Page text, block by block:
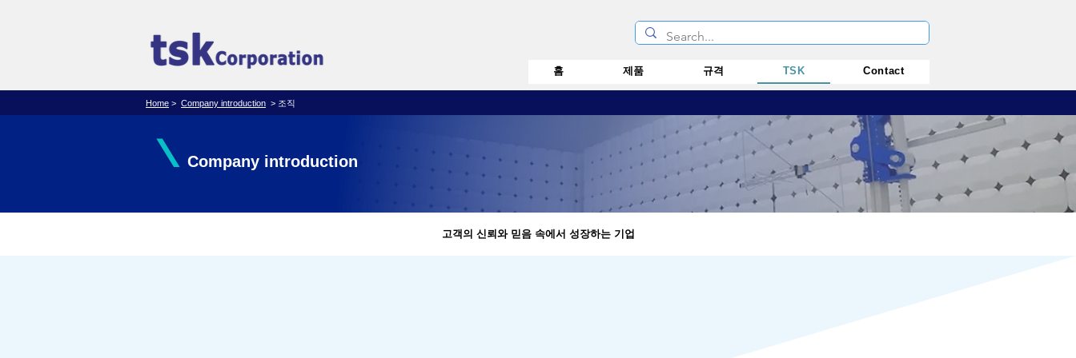
홈 제품 규격 TSK Contact
Home > Company introduction > 조직
\ Company introduction
고객의 신뢰와 믿음 속에서 성장하는 기업